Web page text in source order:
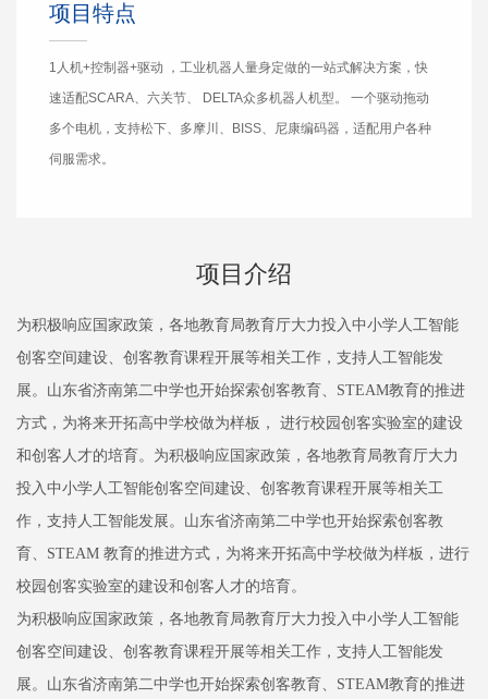
项目特点
1人机+控制器+驱动 ，工业机器人量身定做的一站式解决方案，快
速适配SCARA、六关节、 DELTA众多机器人机型。 一个驱动拖动
多个电机，支持松下、多摩川、BISS、尼康编码器，适配用户各种
伺服需求。
项目介绍
为积极响应国家政策，各地教育局教育厅大力投入中小学人工智能
创客空间建设、创客教育课程开展等相关工作，支持人工智能发
展。山东省济南第二中学也开始探索创客教育、STEAM教育的推进
方式，为将来开拓高中学校做为样板， 进行校园创客实验室的建设
和创客人才的培育。为积极响应国家政策，各地教育局教育厅大力
投入中小学人工智能创客空间建设、创客教育课程开展等相关工
作，支持人工智能发展。山东省济南第二中学也开始探索创客教
育、STEAM 教育的推进方式，为将来开拓高中学校做为样板，进行
校园创客实验室的建设和创客人才的培育。
为积极响应国家政策，各地教育局教育厅大力投入中小学人工智能
创客空间建设、创客教育课程开展等相关工作，支持人工智能发
展。山东省济南第二中学也开始探索创客教育、STEAM教育的推进